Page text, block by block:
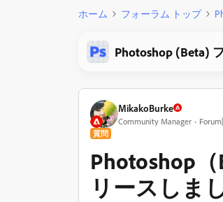
ホーム フォーラム トップ
Photoshop (Beta)
MikakoBurke
Community Manager
質問
Photoshop
リースしま